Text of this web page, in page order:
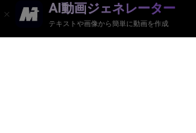
AI動画ジェネレーター
テキストや画像から簡単に動画を作成